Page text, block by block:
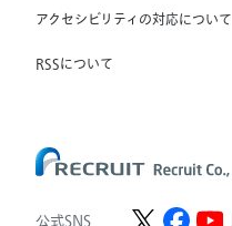
Staffmark Group, LLC
The CSI Companies, Inc.
公式SNS
アクセシビリティの対応について
RSSについて